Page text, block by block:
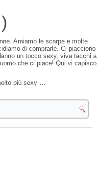
Amiamo le scarpe e molte
di comprarle. Ci piacciono
un tocco sexy, viva tacchi a
che ci piace! Qui vi capisco
più sexy …